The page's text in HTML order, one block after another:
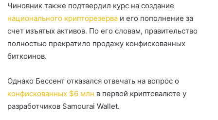
Чиновник также подтвердил курс на создание
национального крипторезерва и его пополнение за
счет изъятых активов. По его словам, правительство
полностью прекратило продажу конфискованных
биткоинов.
Однако Бессент отказался отвечать на вопрос о
конфискованных $6 млн в первой криптовалюте у
разработчиков Samourai Wallet.